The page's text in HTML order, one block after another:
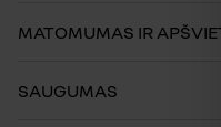
MATOMUMAS IR
SAUGUMAS